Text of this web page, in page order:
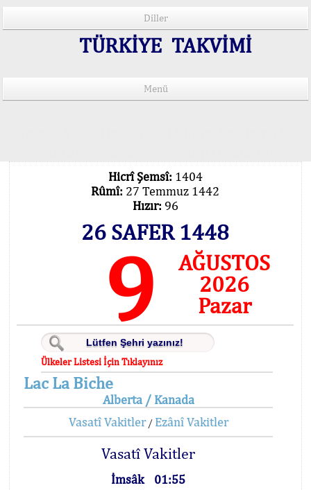
Diller
TÜRKİYE TAKVİMİ
Menü
Hicrî Şemsî: 1404
Rûmî: 27 Temmuz 1442
Hızır: 96
26 SAFER 1448
9
AĞUSTOS
2026
Pazar
Ülkeler Listesi İçin Tıklayınız
Lac La Biche
Alberta / Kanada
Vasatî Vakitler/ Ezânî Vakitler
Vasatî Vakitler
İmsâk
01:55